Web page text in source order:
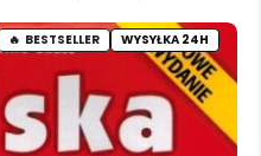
BESTSELLER WYSYŁKA 24H